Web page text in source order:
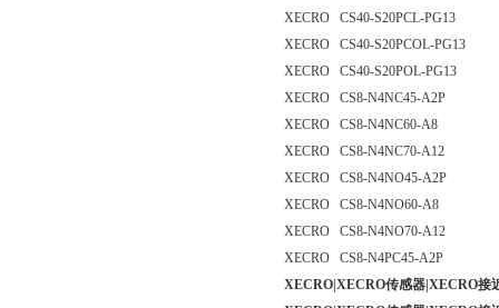
XECRO CS40-S20PCL-PG13
XECRO CS40-S20PCOL-PG13
XECRO CS40-S20POL-PG13
XECRO CS8-N4NC45-A2P
XECRO CS8-N4NC60-A8
XECRO CS8-N4NC70-A12
XECRO CS8-N4NO45-A2P
XECRO CS8-N4NO60-A8
XECRO CS8-N4NO70-A12
XECRO CS8-N4PC45-A2P
XECRO|XECRO传感器|XECRO接